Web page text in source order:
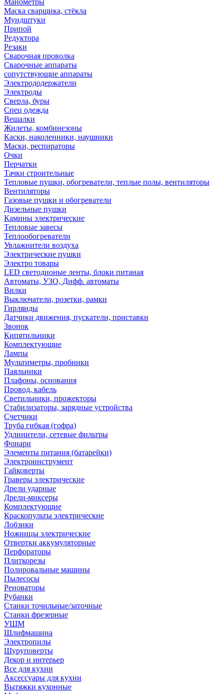
Манометры
Маска сварщика, стёкла
Мундштуки
Припой
Редуктора
Резаки
Сварочная проволка
Сварочные аппараты
сопутствующие аппараты
Электрододержатели
Электроды
Сверла, буры
Спец одежда
Вешалки
Жилеты, комбинезоны
Каски, наколенники, наушники
Маски, респираторы
Очки
Перчатки
Тачки строительные
Тепловые пушки, обогреватели, теплые полы, вентиляторы
Вентиляторы
Газовые пушки и обогреватели
Дизельные пушки
Камины электрические
Тепловые завесы
Теплообогреватели
Увлажнители воздуха
Электрические пушки
Электро товары
LED светодионые ленты, блоки питаная
Автоматы, УЗО, Дифф. автоматы
Вилки
Выключатели, розетки, рамки
Гирлянды
Датчики движения, пускатели, приставки
Звонок
Кипятильники
Комплектующие
Лампы
Мультиметры, пробники
Паяльники
Плафоны, основания
Провод, кабель
Светильники, прожекторы
Стабилизаторы, зарядные устройства
Счетчики
Труба гибкая (гофра)
Удлинители, сетевые фильтры
Фонари
Элементы питания (батарейки)
Электроинструмент
Гайковерты
Граверы электрические
Дрели ударные
Дрели-миксеры
Комплектующие
Краскопульты электрические
Лобзики
Ножницы электрические
Отвертки аккумуляторные
Перфораторы
Плиткорезы
Полировальные машины
Пылесосы
Реноваторы
Рубанки
Станки точильные/заточные
Станки фрезерные
УШМ
Шлифмашина
Электропилы
Шуруповерты
Декор и интерьер
Все для кухни
Аксессуары для кухни
Вытяжки кухонные